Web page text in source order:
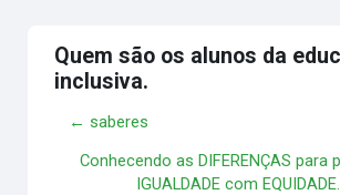
Quem são os alunos da
inclusiva.
← saberes
Conhecendo as DIFERENÇAS para
IGUALDADE com